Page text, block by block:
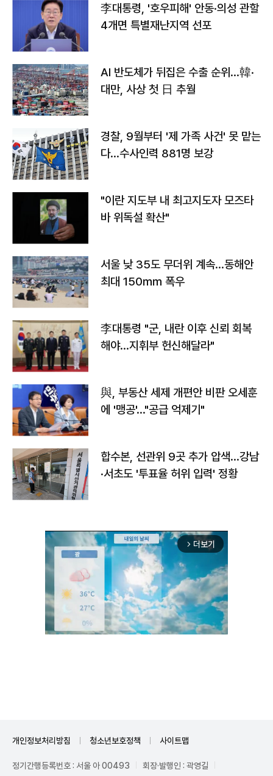
李대통령, '호우피해' 안동·의성 관할
4개면 특별재난지역 선포
AI 반도체가 뒤집은 수출 순위…韓·
대만, 사상 첫 日 추월
경찰, 9월부터 '제 가족 사건' 못 맡는
다…수사인력 881명 보강
"이란 지도부 내 최고지도자 모즈타
바 위독설 확산"
서울 낮 35도 무더위 계속…동해안
최대 150㎜ 폭우
李대통령 "군, 내란 이후 신뢰 회복
해야…지휘부 헌신해달라"
與, 부동산 세제 개편안 비판 오세훈
에 '맹공'…"공급 억제기"
합수본, 선관위 9곳 추가 압색…강남
·서초도 '투표율 허위 입력' 정황
arrow_forward_ios 더보기
개인정보처리방침 청소년보호정책 사이트맵
정기간행등록번호 : 서울 아 00493 회장·발행인 : 곽영길